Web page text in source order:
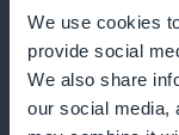
We use cookies
provide social
We also share
our social media,
uttalen og